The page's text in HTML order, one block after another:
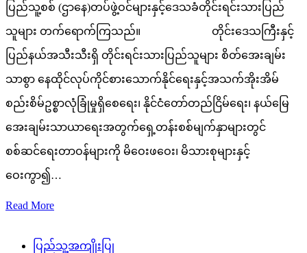
ပြည်သူ့စစ် (ဌာနေ)တပ်ဖွဲ့ဝင်များနှင့်ဒေသခံတိုင်းရင်းသားပြည်
သူများ တက်ရောက်ကြသည်။ တိုင်းဒေသကြီးနှင့်
ပြည်နယ်အသီးသီးရှိ တိုင်းရင်းသားပြည်သူများ စိတ်အေးချမ်း
သာစွာ နေထိုင်လုပ်ကိုင်စားသောက်နိုင်ရေးနှင့်အသက်အိုးအိမ်
စည်းစိမ်ဥစ္စာလုံခြုံမှုရှိစေရေး၊ နိုင်ငံတော်တည်ငြိမ်ရေး၊ နယ်မြေ
အေးချမ်းသာယာရေးအတွက်ရှေ့တန်းစစ်မျက်နှာများတွင်
စစ်ဆင်ရေးတာဝန်များကို မိဝေးဖဝေး၊ မိသားစုများနှင့်
ဝေးကွာ၍…
Read More
ပြည်သူ့အကျိုးပြု